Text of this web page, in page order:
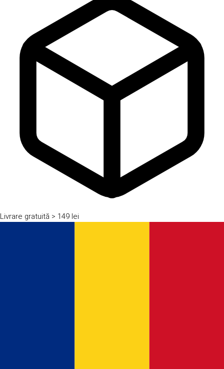
Livrare gratuită > 149 lei